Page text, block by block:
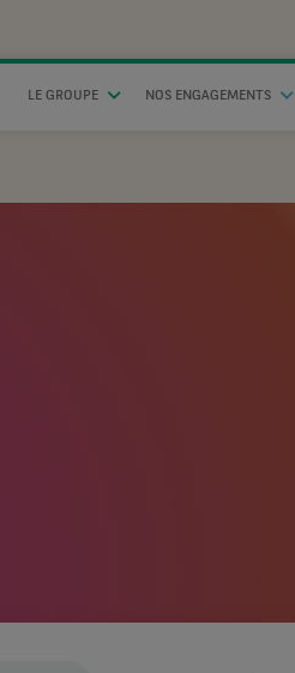
LE GROUPE NOS ENGAGEMENTS